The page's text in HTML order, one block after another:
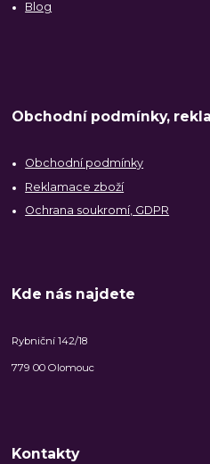
Blog
Obchodní podmínky,
Obchodní podmínky
Reklamace zboží
Ochrana soukromí, GDPR
Kde nás najdete
Rybniční 142/18
779 00 Olomouc
Kontakty